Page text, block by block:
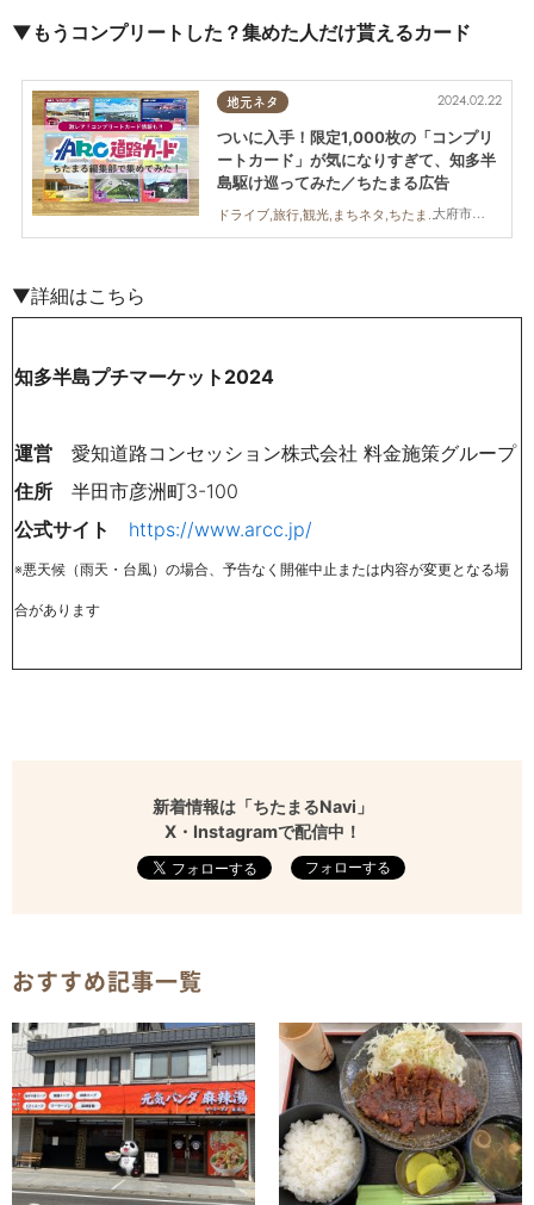
▼もうコンプリートした？集めた人だけ貰えるカード
地元ネタ
大府市,阿久比町,常滑市,美浜町,南知多町
2024.02.22
ついに入手！限定1,000枚の「コンプリ
ートカード」が気になりすぎて、知多半
島駆け巡ってみた／ちたまる広告
ドライブ,旅行,観光,まちネタ,ちたまる広告,家族,おひとりさま
▼詳細はこちら
知多半島プチマーケット2024
運営 愛知道路コンセッション株式会社 料金施策グループ
住所 半田市彦洲町3-100
公式サイト
https://www.arcc.jp/
※悪天候（雨天・台風）の場合、予告なく開催中止または内容が変更となる場
合があります
新着情報は「ちたまるNavi」
X・Instagramで配信中！
フォローする
おすすめ記事一覧